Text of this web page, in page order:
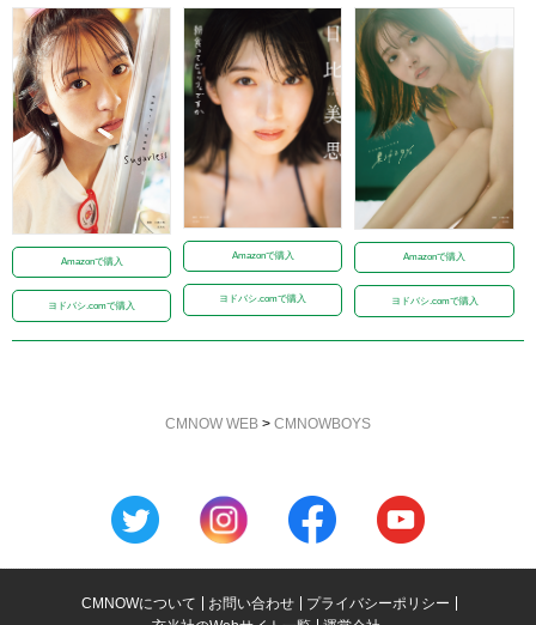
Amazonで購入
ヨドバシ.comで購入
Amazonで購入
ヨドバシ.comで購入
Amazonで購入
ヨドバシ.comで購入
CMNOW WEB > CMNOWBOYS
CMNOWについて お問い合わせ
プライバシーポリシー